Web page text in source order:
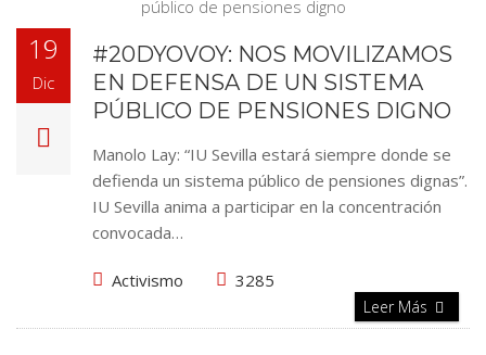
19
Dic
#20DYOVOY: NOS MOVILIZAMOS
EN DEFENSA DE UN SISTEMA
PÚBLICO DE PENSIONES DIGNO
Manolo Lay: “IU Sevilla estará siempre donde se
defienda un sistema público de pensiones dignas”.
IU Sevilla anima a participar en la concentración
convocada…
Activismo 3285
Leer Más